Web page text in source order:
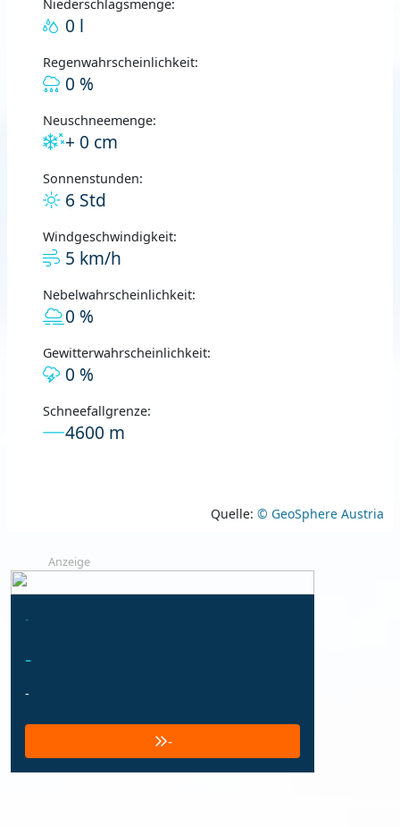
Niederschlagsmenge:
0 l
Regenwahrscheinlichkeit:
0 %
Neuschneemenge:
+ 0 cm
Sonnenstunden:
6 Std
Windgeschwindigkeit:
5 km/h
Nebelwahrscheinlichkeit:
0 %
Gewitterwahrscheinlichkeit:
0 %
Schneefallgrenze:
4600 m
Quelle: © GeoSphere Austria
Anzeige
-
-
-
-